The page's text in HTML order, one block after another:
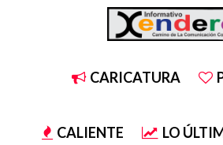
CARICATURA
CALIENTE LO